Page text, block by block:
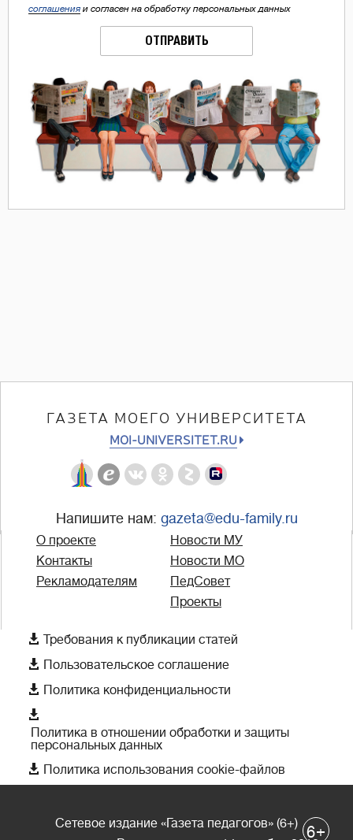
соглашения и согласен на обработку персональных данных
ОТПРАВИТЬ
ГАЗЕТА МОЕГО УНИВЕРСИТЕТА
MOI-UNIVERSITET.RU
Напишите нам: gazeta@edu-family.ru
О проекте
Контакты
Рекламодателям
Новости МУ
Новости МО
ПедСовет
Проекты
 Требования к публикации статей
 Пользовательское соглашение
 Политика конфиденциальности

Политика в отношении обработки и защиты
персональных данных
 Политика использования cookie-файлов
Сетевое издание «Газета педагогов» (6+)
6+